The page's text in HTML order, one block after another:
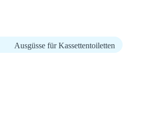
Ausgüsse für Kassettentoiletten